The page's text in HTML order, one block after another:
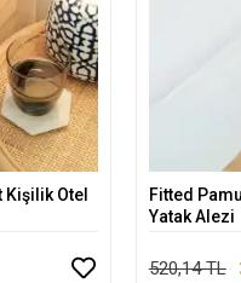
Kişilik Otel
Fitted
Yatak Alezi
520,14 TL